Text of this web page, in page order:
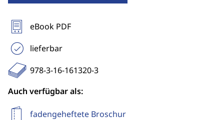
eBook PDF
lieferbar
978-3-16-161320-3
Auch verfügbar als:
fadengeheftete Broschur